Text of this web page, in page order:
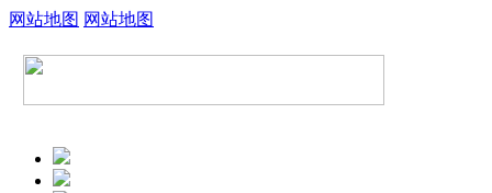
网站地图 网站地图